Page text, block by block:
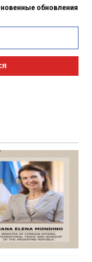
обновления